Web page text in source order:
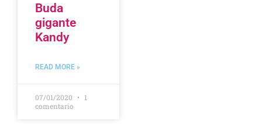
Buda
gigante
Kandy
READ MORE »
07/01/2020
1
comentario